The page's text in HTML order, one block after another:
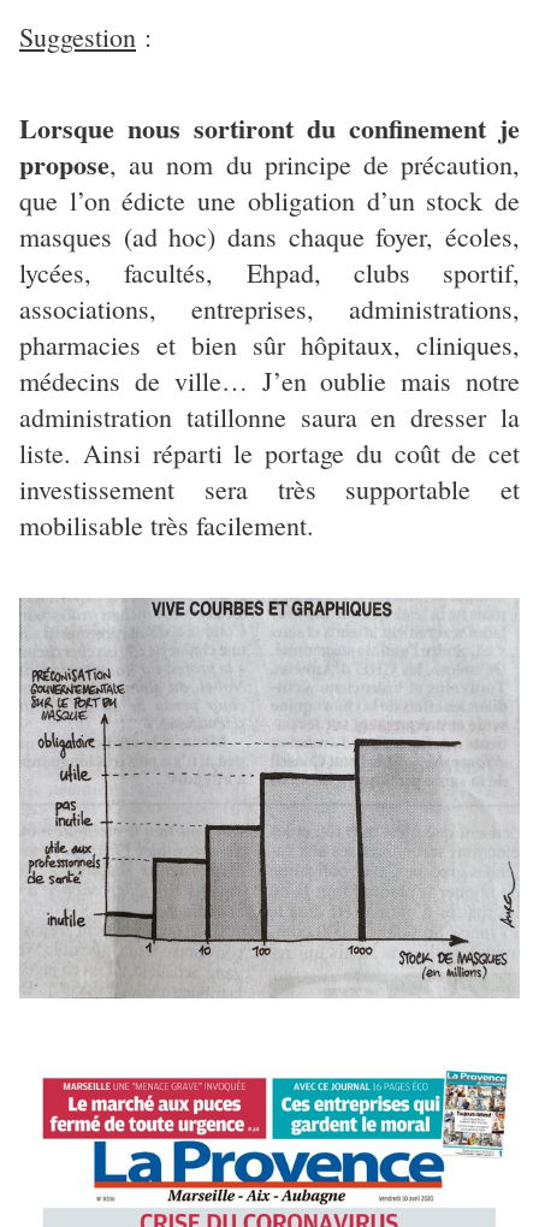
Suggestion :
Lorsque nous sortiront du confinement je
propose, au nom du principe de précaution,
que l’on édicte une obligation d’un stock de
masques (ad hoc) dans chaque foyer, écoles,
lycées, facultés, Ehpad, clubs sportif,
associations, entreprises, administrations,
pharmacies et bien sûr hôpitaux, cliniques,
médecins de ville… J’en oublie mais notre
administration tatillonne saura en dresser la
liste. Ainsi réparti le portage du coût de cet
investissement sera très supportable et
mobilisable très facilement.